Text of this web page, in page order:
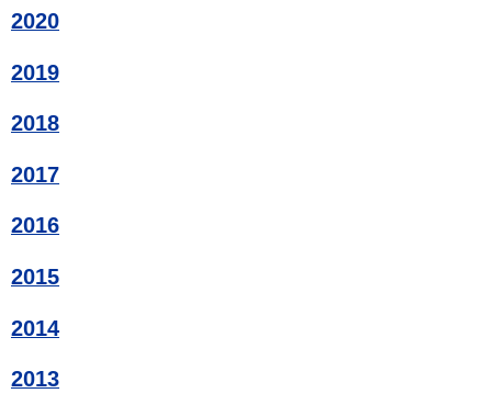
2020
2019
2018
2017
2016
2015
2014
2013